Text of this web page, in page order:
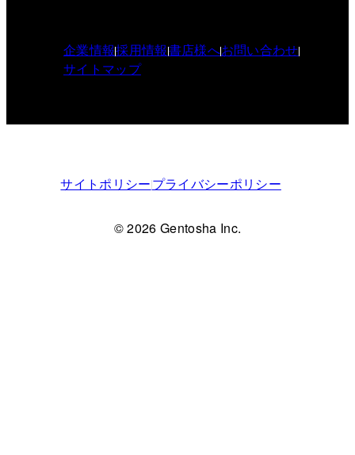
企業情報採用情報書店様へお問い合わせ
サイトマップ
サイトポリシープライバシーポリシー
© 2026 Gentosha Inc.